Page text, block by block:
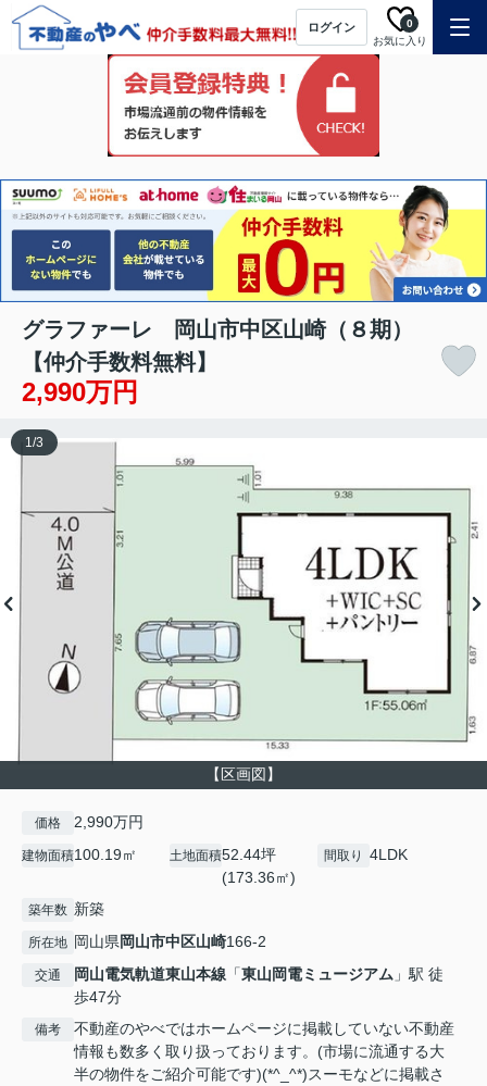
ログイン
お気に入り
0
グラファーレ 岡山市中区山崎（８期）
【仲介手数料無料】
2,990万円
【区画図】
1/3
価格 2,990万円
建物面積100.19㎡ 土地面積52.44坪
(173.36㎡)
間取り 4LDK
築年数 新築
所在地 岡山県岡山市中区山崎166-2
交通 岡山電気軌道東山本線 「東山岡電ミュージアム 」駅 徒
歩47分
備考
不動産のやべではホームページに掲載していない不動産
情報も数多く取り扱っております。(市場に流通する大
半の物件をご紹介可能です)(*^_^*)スーモなどに掲載さ